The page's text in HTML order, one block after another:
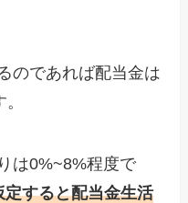
のであれば配当金は
は0%~8%程度で
すると配当金生活